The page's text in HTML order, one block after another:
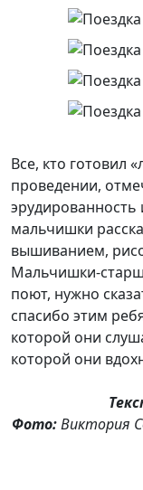
Все, кто готовил
проведении,
эрудированность
мальчишки
вышиванием,
Мальчишки-
поют, нужно
спасибо этим
которой они
которой они
Фото:Виктория